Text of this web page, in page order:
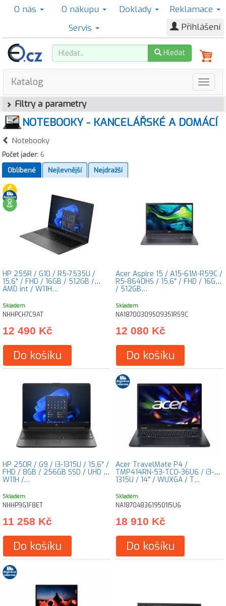
O nás O nákupu Doklady
Reklamace
Servis
Přihlášení
Hledat
Katalog
Filtry a parametry
NOTEBOOKY - KANCELÁŘSKÉ A DOMÁCÍ
Notebooky
Počet jader: 6
Oblíbené
Nejlevnější Nejdražší
HP 255R / G10 / R5-7535U /
15,6" / FHD / 16GB / 512GB /
AMD int / W11H…
Skladem
NHHPCH7C9AT
12 490 Kč
Do košíku
Acer Aspire 15 / A15-61M-R59C /
R5-8640HS / 15,6" / FHD / 16GB
/ 512GB…
Skladem
NA18700309509351R59C
12 080 Kč
Do košíku
HP 250R / G9 / i3-1315U / 15,6" /
FHD / 8GB / 256GB SSD / UHD /
W11H /…
Skladem
NHHP9G1F8ET
11 258 Kč
Do košíku
Acer TravelMate P4 /
TMP414RN-53-TCO-36U6 / i3-
1315U / 14" / WUXGA / T…
Skladem
NA1870483619501I5U6
18 910 Kč
Do košíku